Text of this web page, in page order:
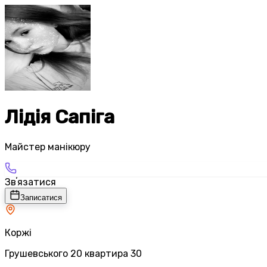
Лідія Сапіга
Майстер манікюру
Звʼязатися
Записатися
Коржі
Грушевського 20 квартира 30